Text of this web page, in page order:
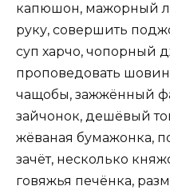
капюшон, мажорный
руку, совершить
суп харчо, чопорный
проповедовать
чащобы, зажжённый
зайчонок, дешёвый
жёваная бумажонка,
зачёт, несколько
говяжья печёнка,